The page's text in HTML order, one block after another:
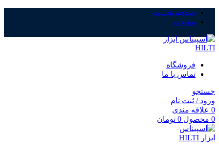
صفحه نخست
مقالات
فروشگاه
تماس با ما
جستجو
ورود / ثبت نام
0 علاقه مندی
0 محصول 0 تومان